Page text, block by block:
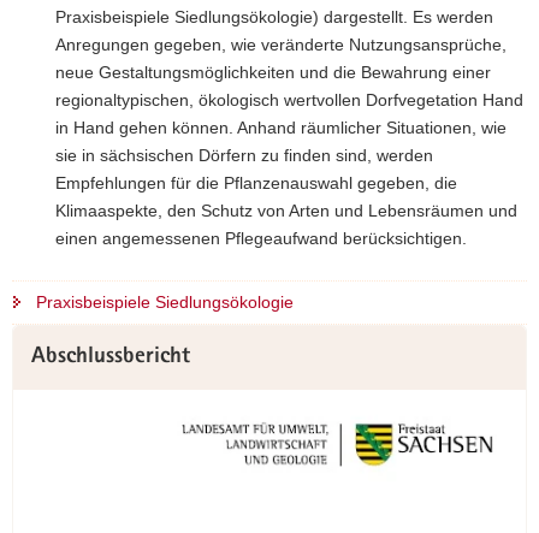
Praxisbeispiele Siedlungs­ökologie) dargestellt. Es werden
Anregungen gegeben, wie veränderte Nutzungs­ansprüche,
neue Gestaltungs­möglichkeiten und die Bewahrung einer
regional­typischen, ökologisch wertvollen Dorf­vegetation Hand
in Hand gehen können. Anhand räumlicher Situationen, wie
sie in sächsischen Dörfern zu finden sind, werden
Empfehlungen für die Pflanzen­auswahl gegeben, die
Klimaaspekte, den Schutz von Arten und Lebens­räumen und
einen angemessenen Pflegeaufwand berücksichtigen.
Praxisbeispiele Siedlungsökologie
Abschlussbericht